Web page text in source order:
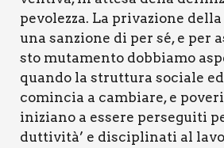
pe­vo­lez­za. La pri­va­zio­ne
una san­zio­ne di per sé, e per
sto muta­men­to dob­bia­mo
quan­do la strut­tu­ra socia­le
comin­cia a cam­bia­re, e
ini­zia­no a esse­re per­se­gui­ti
dut­ti­vi­tà’ e disci­pli­na­ti al